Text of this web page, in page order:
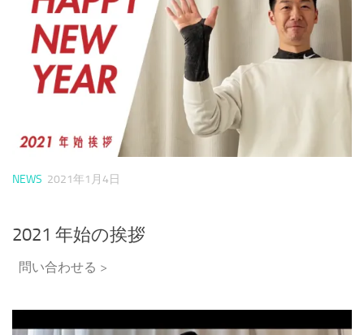
NEWS 2021年1月4日
2021 年始の挨拶
問い合わせる >